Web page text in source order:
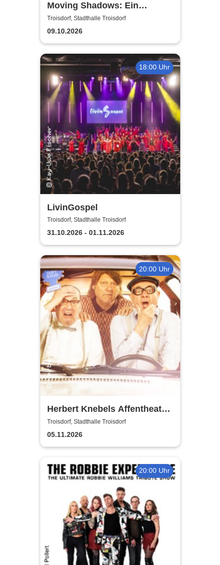
Moving Shadows: Ein
Schattentheater, das alles in
den Schatten stellt - On Fire
Troisdorf, Stadthalle Troisdorf
09.10.2026
18:00 Uhr
LivinGospel
Troisdorf, Stadthalle Troisdorf
31.10.2026 - 01.11.2026
20:00 Uhr
Herbert Knebels Affentheater
- Voll Karacho!
Troisdorf, Stadthalle Troisdorf
05.11.2026
20:00 Uhr